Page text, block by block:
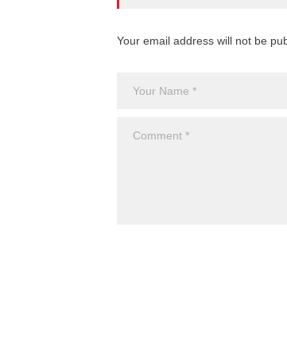
Your email address will not be